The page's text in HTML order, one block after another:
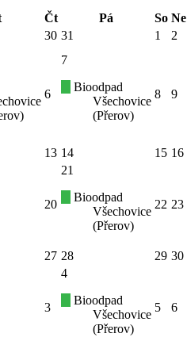
Čt Pá So Ne
30 31 1
2
6
7
Bioodpad
Všechovice
(Přerov)
8 9
13 14 15 16
20
21
Bioodpad
Všechovice
(Přerov)
22 23
27 28 29 30
3
4
Bioodpad
Všechovice
(Přerov)
5 6